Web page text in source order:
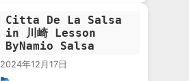
Citta De La Salsa
in 川崎 Lesson
ByNamio Salsa
2024年12月17日